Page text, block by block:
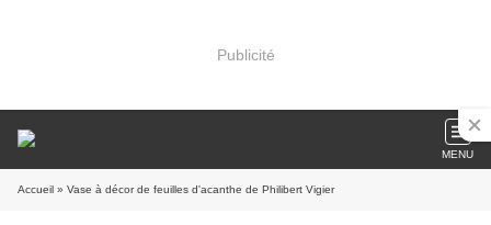
Publicité
MENU
Accueil » Vase à décor de feuilles d'acanthe de Philibert Vigier